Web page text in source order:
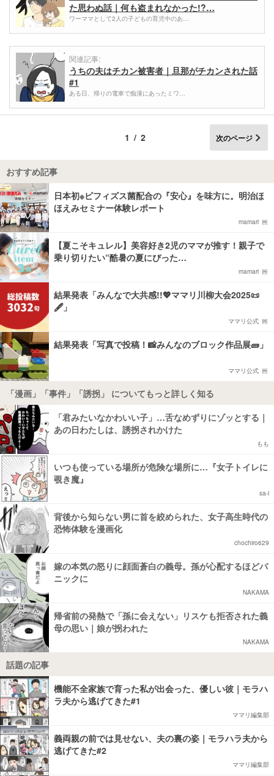
た思わぬ話｜何も盗まれなかった!?…
ワーママとして2人の子どもの育児中のあ…
関連記事:
うちの夫はチカン被害者｜旦那がチカンされた話
#1
ある日、帰りの電車で痴漢にあったミワ…
1/2 次のページ
おすすめ記事
日本初※ビフィズス菌配合の『安心』を味方に。明治ほ
ほえみセミナー体験レポート
mamari
【夏こそキュレル】美容好き2児のママが推す！親子で
乗り切りたい“酷暑の夏にぴった…
mamari
結果発表「みんなで大共感!!💖ママリ川柳大会2025📜
🖋️」
ママリ公式
結果発表「写真で投稿！📸みんなのブロック作品展🧱」
ママリ公式
「漫画」「事件」「誘拐」 についてもっと詳しく知る
「君みたいなかわいい子」…舌なめずりにゾッとする｜
あの日わたしは、誘拐されかけた
もも
いつも使っている場所が危険な場所に…『女子トイレに
覗き魔』
sa-i
背後から知らない男に首を絞められた、女子高生時代の
恐怖体験を漫画化
chochiro629
嫁の本気の怒りに顔面蒼白の義母。孫が心配するほどパ
ニックに
NAKAMA
帰省前の発熱で「孫に会えない」リスケも拒否された義
母の思い｜娘が拐われた
NAKAMA
話題の記事
機能不全家族で育った私が出会った、優しい彼｜モラハ
ラ夫から逃げてきた#1
ママリ編集部
義両親の前では見せない、夫の裏の姿｜モラハラ夫から
逃げてきた#2
ママリ編集部